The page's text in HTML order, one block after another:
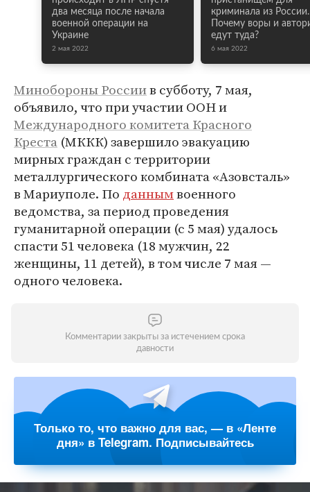
два месяца после начала
военной операции на
Украине
2 мая 2022
криминала из России.
Почему воры и
едут туда?
6 мая 2022
Минобороны Россиив субботу, 7 мая,
объявило, что при участии ООН и
Международного комитета Красного
Креста (МККК) завершило эвакуацию
мирных граждан с территории
металлургического комбината «Азовсталь»
в Мариуполе. По даннымвоенного
ведомства, за период проведения
гуманитарной операции (с 5 мая) удалось
спасти 51 человека (18 мужчин, 22
женщины, 11 детей), в том числе 7 мая —
одного человека.
Комментарии закрыты за истечением срока
давности
Только то, что важно для вас, — в «Ленте
дня» в Telegram. Подписывайтесь